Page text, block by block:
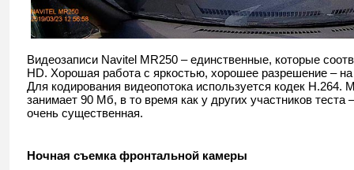
Видеозаписи Navitel MR250 – единственные, которые
HD. Хорошая работа с яркостью, хорошее разрешение – на
Для кодирования видеопотока используется кодек H.264.
занимает 90 Мб, в то время как у других участников
очень существенная.
Ночная съемка фронтальной камеры